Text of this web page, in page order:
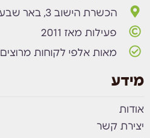
הכשרת הישוב 3, באר שבע
פעילות מאז 2011
מאות אלפי לקוחות מרוצים
מידע
אודות
יצירת קשר